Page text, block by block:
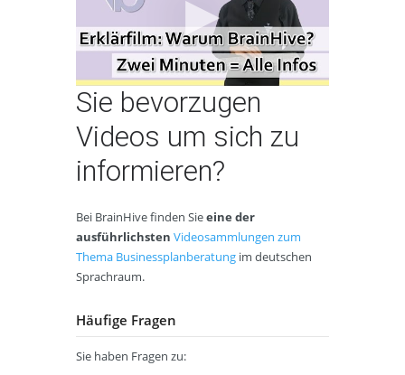
Sie bevorzugen
Videos um sich zu
informieren?
Bei BrainHive finden Sieeine der
ausführlichsten Videosammlungen zum
Thema Businessplanberatung im deutschen
Sprachraum.
Häufige Fragen
Sie haben Fragen zu: